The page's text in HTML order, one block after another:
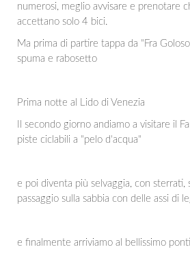
numerosi, meglio avvisare e prenotare
accettano solo 4 bici.
Ma prima di partire tappa da "Fra
spuma e rabosetto
Prima notte al Lido di Venezia
Il secondo giorno andiamo a visitare il
piste ciclabili a "pelo d'acqua"
e poi diventa più selvaggia, con sterrati,
passaggio sulla sabbia con delle assi di
e finalmente arriviamo al bellissimo